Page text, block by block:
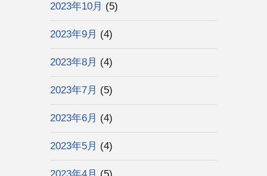
2023年10月 (5)
2023年9月 (4)
2023年8月 (4)
2023年7月 (5)
2023年6月 (4)
2023年5月 (4)